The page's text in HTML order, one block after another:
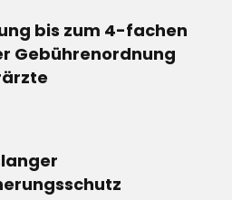
bis zum 4-fachen
Gebührenordnung